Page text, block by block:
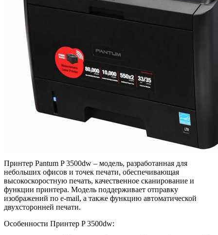
Принтер Pantum P 3500dw – модель, разработанная для
небольших офисов и точек печати, обеспечивающая
высокоскоростную печать, качественное сканирование и
функции принтера. Модель поддерживает отправку
изображений по e-mail, а также функцию автоматической
двухсторонней печати.
Особенности Принтер P 3500dw: